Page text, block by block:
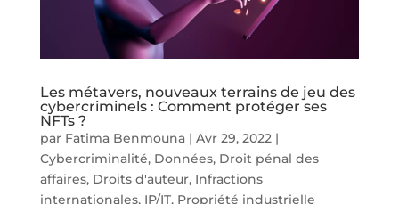
Les métavers, nouveaux terrains de jeu des
cybercriminels : Comment protéger ses
NFTs ?
par Fatima Benmouna| Avr 29, 2022|
Cybercriminalité, Données, Droit pénal des
affaires, Droits d'auteur, Infractions
internationales, IP/IT, Propriété industrielle